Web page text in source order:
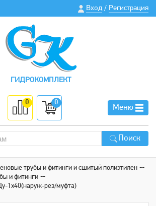
Вход / Регистрация
ГИДРОКОМПЛЕКТ
0 0
Меню
Поиск
трубы и фитинги и сшитый полиэтилен
и фитинги
1х40(наруж-рез/муфта)